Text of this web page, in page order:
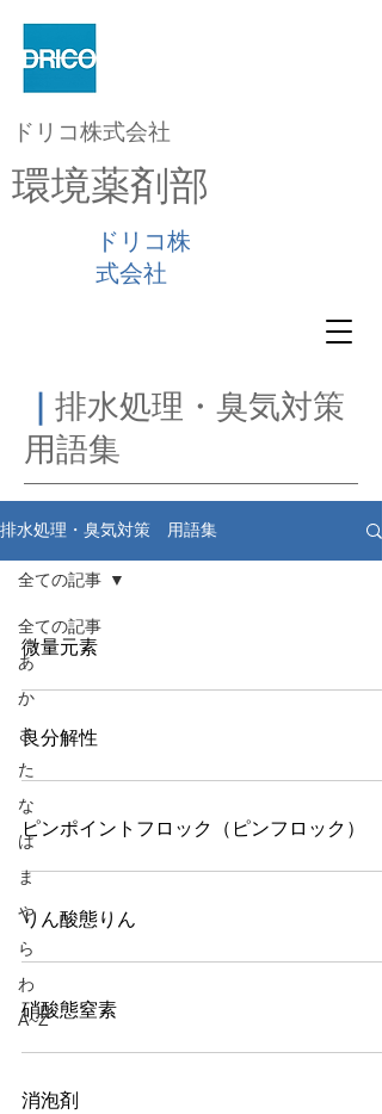
ドリコ株式会社
環境薬剤部
ドリコ株
式会社
排水処理・臭気対策
用語集
排水処理・臭気対策 用語集
全ての記事
あ
か
さ
た
な
は
ま
や
ら
わ
A~Z
全ての記事
微量元素
良分解性
ピンポイントフロック（ピンフロック）
りん酸態りん
硝酸態窒素
消泡剤